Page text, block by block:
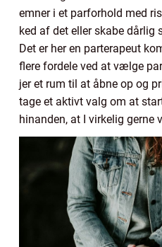
emner i et parforhold med
ked af det eller skabe dårlig
Det er her en parterapeut
flere fordele ved at vælge
jer et rum til at åbne op og
tage et aktivt valg om at
hinanden, at I virkelig gerne